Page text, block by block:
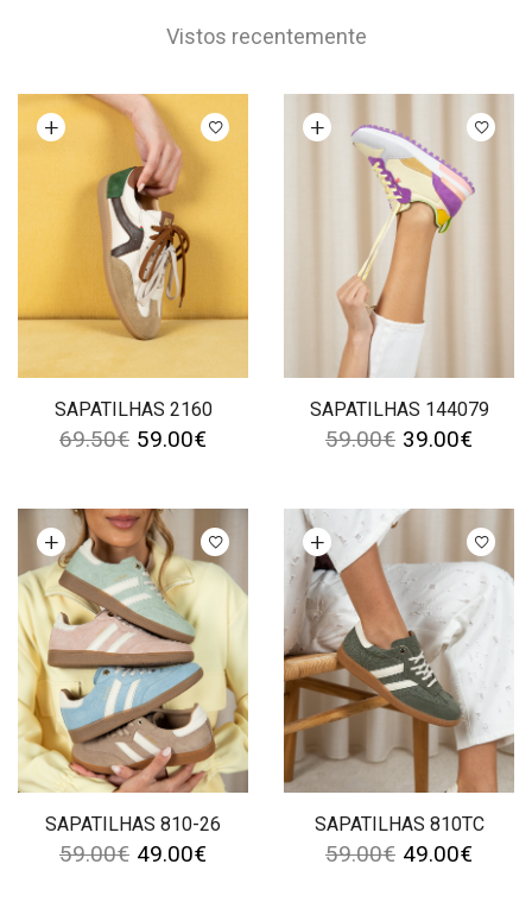
Vistos recentemente
SAPATILHAS 2160
opções
69.50€ 59.00€
SAPATILHAS 144079
Ver opções
59.00€ 39.00€
SAPATILHAS 810-26
opções
59.00€ 49.00€
SAPATILHAS 810TC
Ver opções
59.00€ 49.00€